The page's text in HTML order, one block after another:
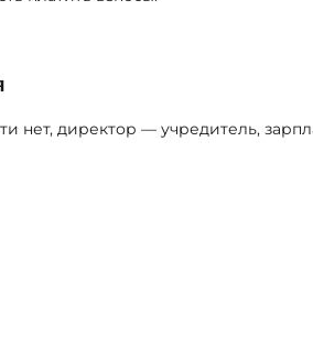
нет, директор — учредитель,